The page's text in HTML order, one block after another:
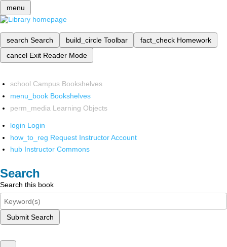
menu
search Search build_circle Toolbar fact_check Homework
cancel Exit Reader Mode
school Campus Bookshelves
menu_book Bookshelves
perm_media Learning Objects
login Login
how_to_reg Request Instructor Account
hub Instructor Commons
Search
Search this book
Submit Search